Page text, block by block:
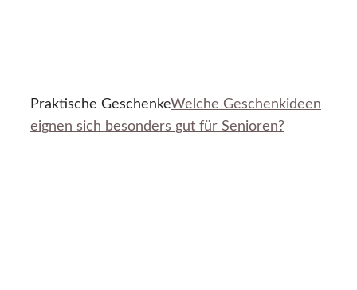
Praktische GeschenkeWelche Geschenkideen
eignen sich besonders gut für Senioren?